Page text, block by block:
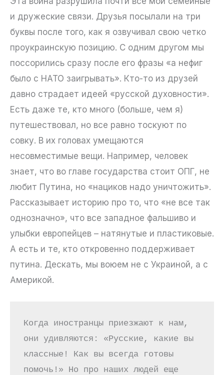
и дружеские связи. Друзья посылали на три
буквы после того, как я озвучивал свою четко
проукраинскую позицию. С одним другом мы
поссорились сразу после его фразы «а нефиг
было с НАТО заигрывать». Кто-то из друзей
давно страдает идеей «русской духовности».
Есть даже те, кто много (больше, чем я)
путешествовал, но все равно тоскуют по
совку. В их головах умещаются
несовместимые вещи. Например, человек
знает, что во главе государства стоит ОПГ, не
любит Путина, но «нациков надо уничтожить».
Рассказывает историю про то, что «не все так
однозначно», что все западное фальшиво и
улыбки европейцев – натянутые и пластиковые.
А есть и те, кто откровенно поддерживает
путина. Дескать, мы воюем не с Украиной, а с
Америкой.
Когда иностранцы приезжают к нам,
они удивляются: «Русские, какие вы
классные! Как вы всегда готовы
помочь!» Но про наших людей еще